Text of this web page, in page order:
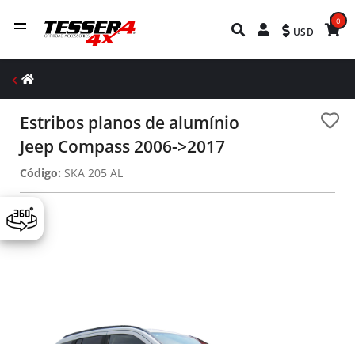
USD
0
Estribos planos de alumínio
Jeep Compass 2006->2017
Código: SKA 205 AL